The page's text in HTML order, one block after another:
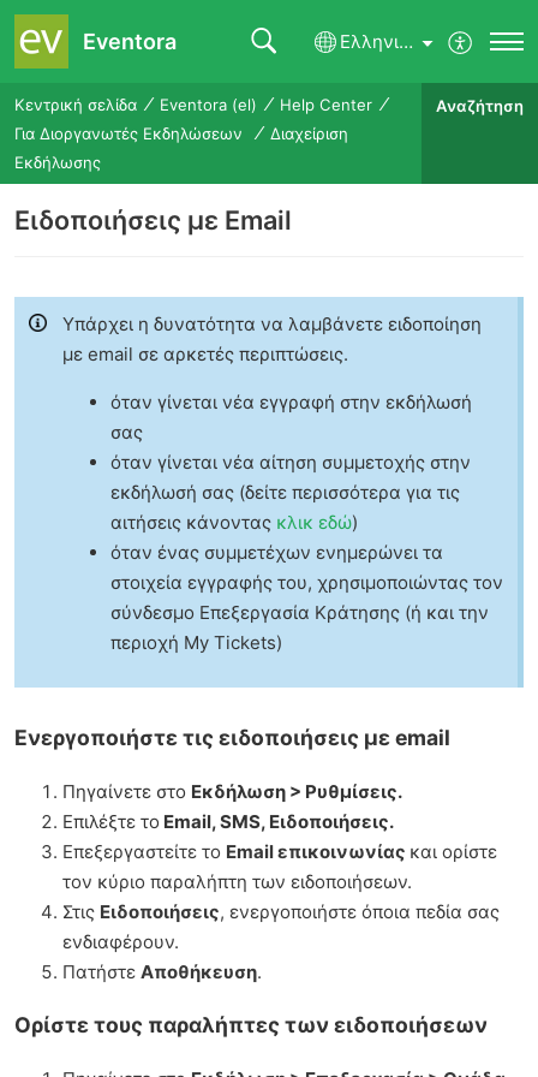
Eventora Ελληνικά
Κεντρική σελίδα Eventora (el)
Help Center
Για Διοργανωτές Εκδηλώσεων
Διαχείριση
Εκδήλωσης
Αναζήτηση
Ειδοποιήσεις με Email
Υπάρχει η δυνατότητα να λαμβάνετε ειδοποίηση
με email σε αρκετές περιπτώσεις.
όταν γίνεται νέα εγγραφή στην εκδήλωσή
σας
όταν γίνεται νέα αίτηση συμμετοχής στην
εκδήλωσή σας (δείτε περισσότερα για τις
αιτήσεις κάνοντας κλικ εδώ)
όταν ένας συμμετέχων ενημερώνει τα
στοιχεία εγγραφής του, χρησιμοποιώντας τον
σύνδεσμο Επεξεργασία Κράτησης (ή και την
περιοχή My Tickets)
Ενεργοποιήστε τις ειδοποιήσεις με email
Πηγαίνετε στο Εκδήλωση > Ρυθμίσεις.
Επιλέξτε το Email, SMS, Ειδοποιήσεις.
Επεξεργαστείτε το Email επικοινωνίας και ορίστε
τον κύριο παραλήπτη των ειδοποιήσεων.
Στις Ειδοποιήσεις, ενεργοποιήστε όποια πεδία σας
ενδιαφέρουν.
Πατήστε Αποθήκευση.
Ορίστε τους παραλήπτες των ειδοποιήσεων